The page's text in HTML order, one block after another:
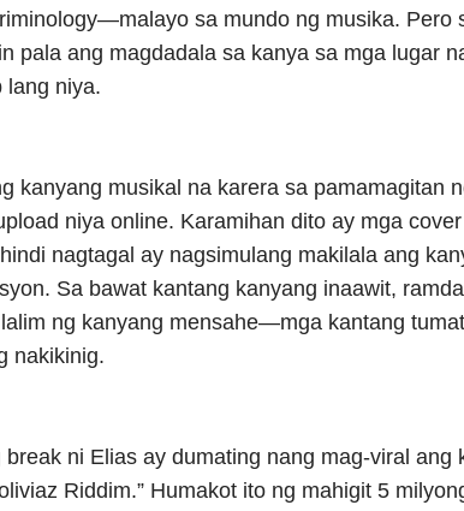
sa mundo ng musika. Pero
pala ang magdadala sa kanya sa mga lugar
lang niya.
kanyang musikal na karera sa pamamagitan
niya online. Karamihan dito ay mga
nagtagal ay nagsimulang makilala ang
Sa bawat kantang kanyang inaawit,
ng kanyang mensahe—mga kantang
nakikinig.
break ni Elias ay dumating nang mag-viral ang
Riddim.” Humakot ito ng mahigit 5